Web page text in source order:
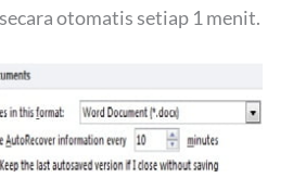
otomatis setiap 1 menit.